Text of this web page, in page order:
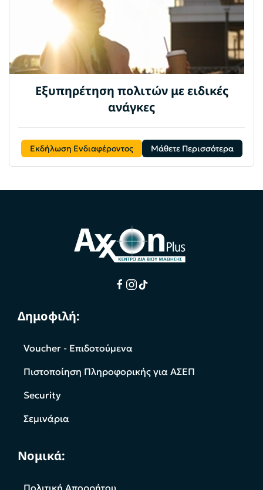
Εξυπηρέτηση πολιτών με ειδικές
ανάγκες
Εκδήλωση Ενδιαφέροντος Μάθετε Περισσότερα
Δημοφιλή:
Voucher - Επιδοτούμενα
Πιστοποίηση Πληροφορικής για ΑΣΕΠ
Security
Σεμινάρια
Νομικά: